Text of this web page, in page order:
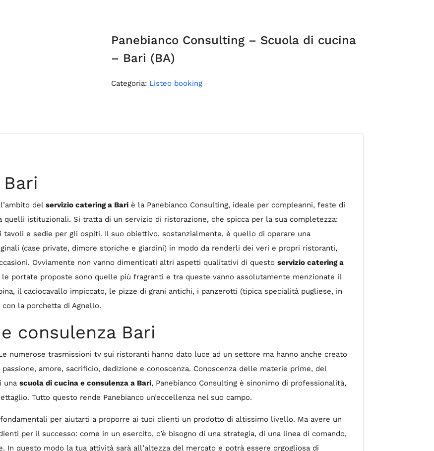
Panebianco Consulting – Scuola di cucina
– Bari (BA)
Categoria: Listeo booking
del servizio catering a Bari è la Panebianco Consulting, ideale per compleanni, feste di
quelli istituzionali. Si tratta di un servizio di ristorazione, che spicca per la sua completezza:
e sedie per gli ospiti. Il suo obiettivo, sostanzialmente, è quello di operare una
(case private, dimore storiche e giardini) in modo da renderli dei veri e propri ristoranti,
Ovviamente non vanno dimenticati altri aspetti qualitativi di questo servizio catering a
portate proposte sono quelle più fragranti e tra queste vanno assolutamente menzionate il
il caciocavallo impiccato, le pizze di grani antichi, i panzerotti (tipica specialità pugliese, in
la porchetta di Agnello.
consulenza Bari
numerose trasmissioni tv sui ristoranti hanno dato luce ad un settore ma hanno anche creato
amore, sacrificio, dedizione e conoscenza. Conoscenza delle materie prime, del
una scuola di cucina e consulenza a Bari, Panebianco Consulting è sinonimo di professionalità,
Tutto questo rende Panebianco un’eccellenza nel suo campo.
per aiutarti a proporre ai tuoi clienti un prodotto di altissimo livello. Ma avere un
per il successo: come in un esercito, c’è bisogno di una strategia, di una linea di comando,
In questo modo la tua attività sarà all’altezza del mercato e potrà essere orgogliosa di